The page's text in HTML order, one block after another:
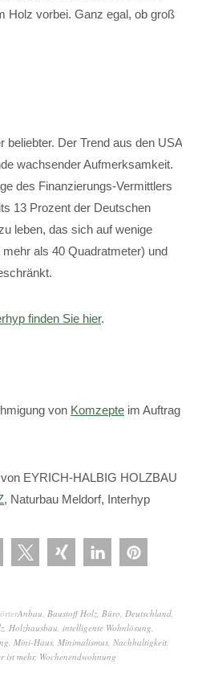
Holz vorbei. Ganz egal, ob groß
beliebter. Der Trend aus den USA
wachsender Aufmerksamkeit.
des Finanzierungs-Vermittlers
13 Prozent der Deutschen
leben, das sich auf wenige
als 40 Quadratmeter) und
finden Sie hier.
von Komzepte im Auftrag
EYRICH-HALBIG HOLZBAU
, Naturbau Meldorf, Interhyp
Anbau, Baustoff Holz, Büro, Deutschland,
, Holzhausbau, intelligente Wohnlösung,
, Mini-Haus, Minimalismus, Nachhaltigkeit,
ist mehr, Wochenendwohnung